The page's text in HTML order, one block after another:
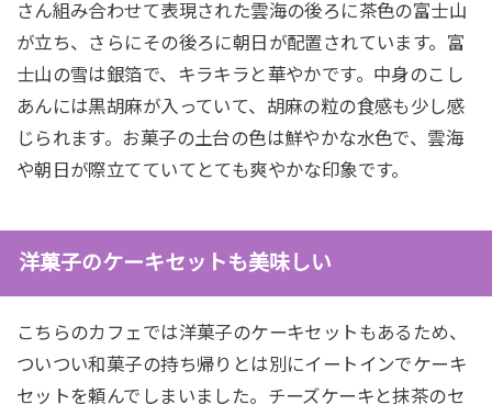
さん組み合わせて表現された雲海の後ろに茶色の富士山
が立ち、さらにその後ろに朝日が配置されています。富
士山の雪は銀箔で、キラキラと華やかです。中身のこし
あんには黒胡麻が入っていて、胡麻の粒の食感も少し感
じられます。お菓子の土台の色は鮮やかな水色で、雲海
や朝日が際立てていてとても爽やかな印象です。
洋菓子のケーキセットも美味しい
こちらのカフェでは洋菓子のケーキセットもあるため、
ついつい和菓子の持ち帰りとは別にイートインでケーキ
セットを頼んでしまいました。チーズケーキと抹茶のセ